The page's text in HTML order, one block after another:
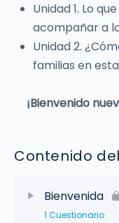
Unidad 1. Lo
acompañar a
Unidad 2.
familias en
¡Bienvenido
Contenido
Bienvenida
1 Cuestionario